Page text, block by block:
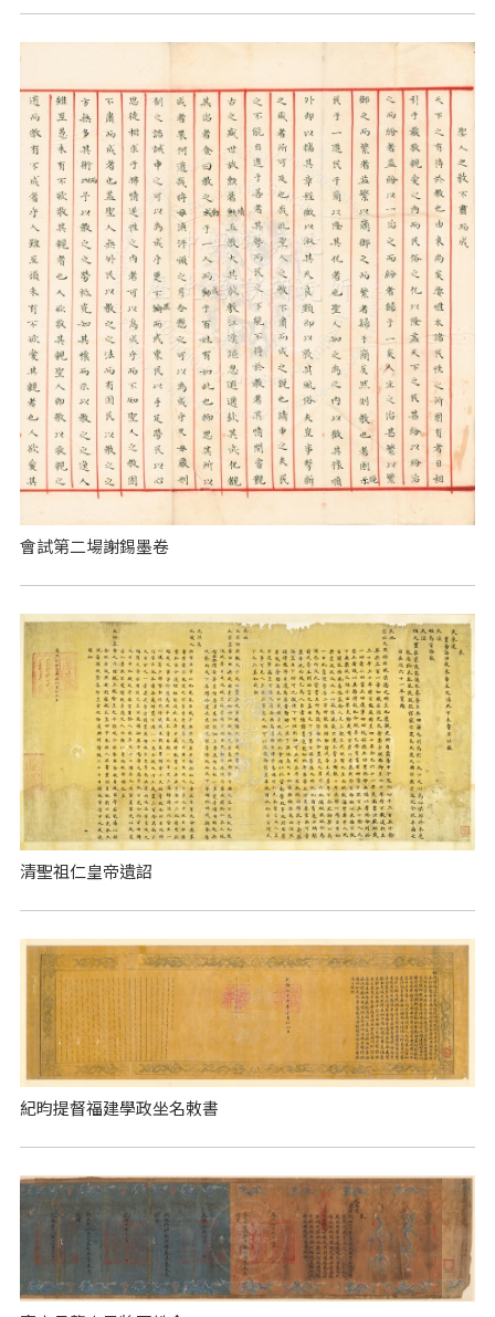
會試第二場謝錫墨卷
清聖祖仁皇帝遺詔
紀昀提督福建學政坐名敕書